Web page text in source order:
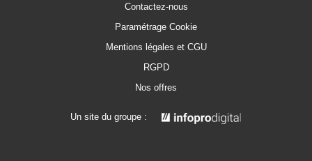
Contactez-nous
Paramétrage Cookie
Mentions légales et CGU
RGPD
Nos offres
Un site du groupe :